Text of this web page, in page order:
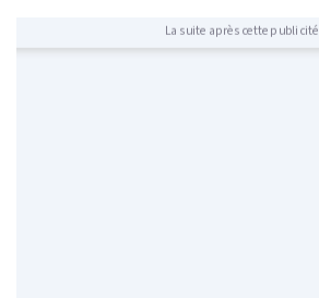
La suite après cette publicité